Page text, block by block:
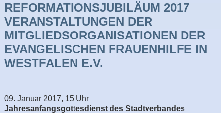
REFORMATIONSJUBILÄUM 2017
VERANSTALTUNGEN DER
MITGLIEDSORGANISATIONEN DER
EVANGELISCHEN FRAUENHILFE IN
WESTFALEN E.V.
09. Januar 2017, 15 Uhr
Jahresanfangsgottesdienst des Stadtverbandes